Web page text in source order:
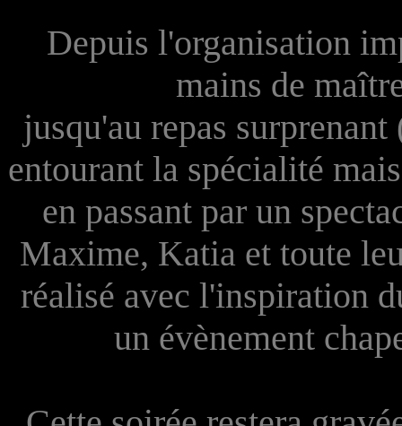
Depuis l'organisation
mains de
jusqu'au repas
entourant la spécialité
en passant par un
Maxime, Katia et toute
réalisé avec l'inspiration
un évènement